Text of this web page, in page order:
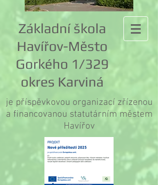
Základní škola
Havířov-Město
Gorkého 1/329
okres Karviná
je příspěvkovou organizací zřízenou
a financovanou statutárním městem
Havířov